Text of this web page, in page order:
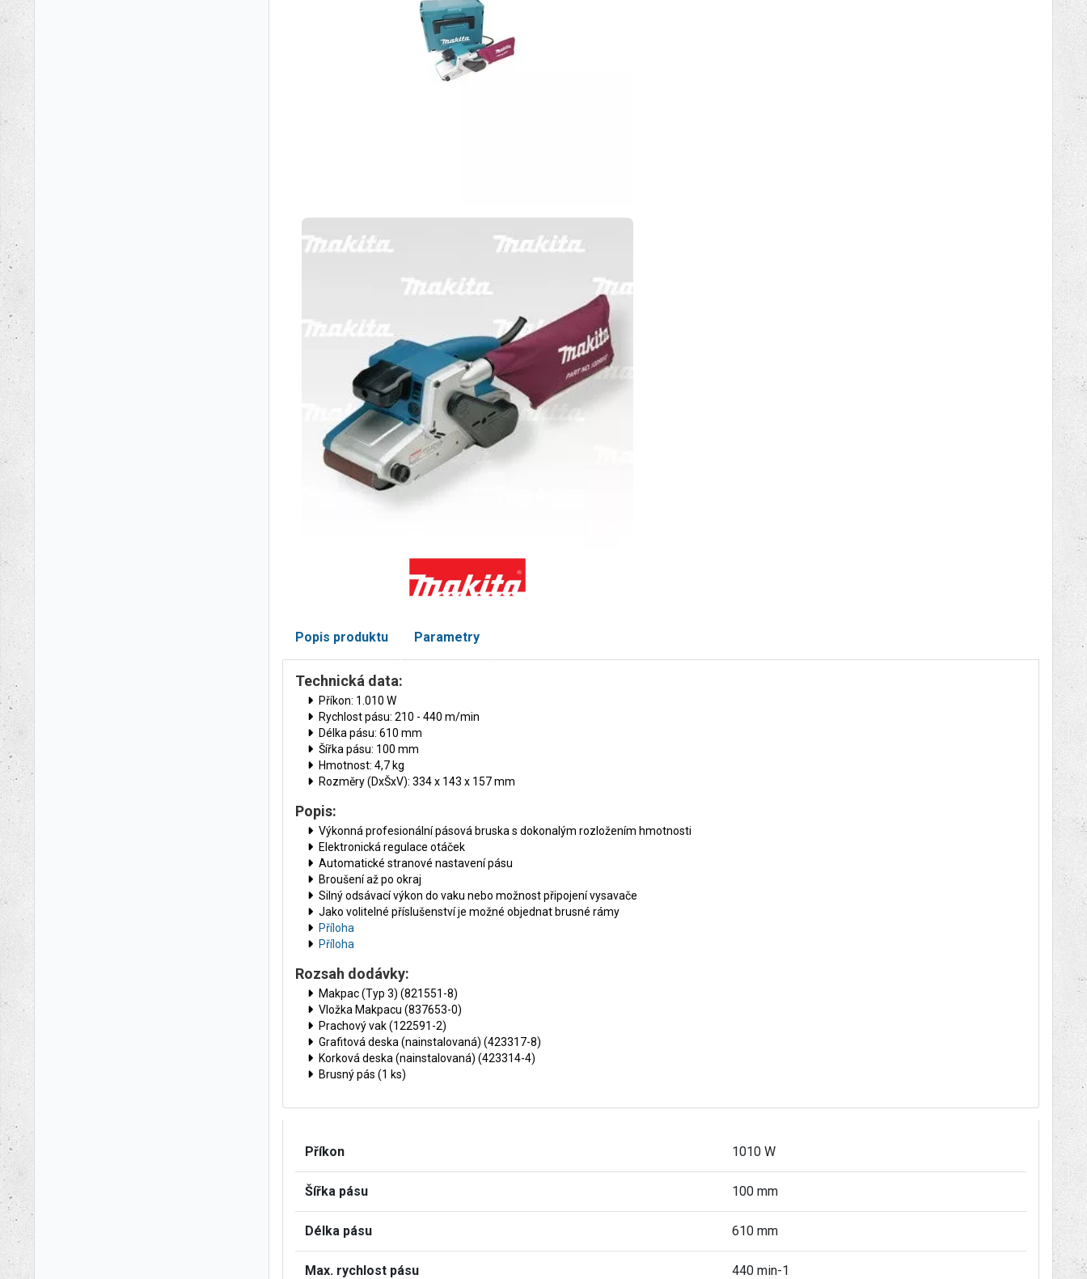
Popis produktu Parametry
Technická data:
Příkon: 1.010 W
Rychlost pásu: 210 - 440 m/min
Délka pásu: 610 mm
Šířka pásu: 100 mm
Hmotnost: 4,7 kg
Rozměry (DxŠxV): 334 x 143 x 157 mm
Popis:
Výkonná profesionální pásová bruska s dokonalým rozložením hmotnosti
Elektronická regulace otáček
Automatické stranové nastavení pásu
Broušení až po okraj
Silný odsávací výkon do vaku nebo možnost připojení vysavače
Jako volitelné příslušenství je možné objednat brusné rámy
Příloha
Příloha
Rozsah dodávky:
Makpac (Typ 3) (821551-8)
Vložka Makpacu (837653-0)
Prachový vak (122591-2)
Grafitová deska (nainstalovaná) (423317-8)
Korková deska (nainstalovaná) (423314-4)
Brusný pás (1 ks)
Příkon 1010 W
Šířka pásu 100 mm
Délka pásu 610 mm
Max. rychlost pásu 440 min-1